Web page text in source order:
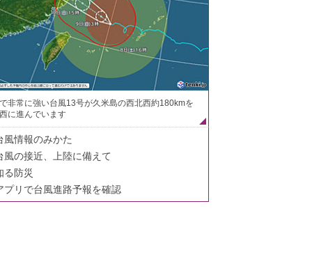
非常に強い台風13号が久米島の西北西約180kmを
に進んでいます
風情報のみかた
風の接近、上陸に備えて
る防災
プリで台風進路予報を確認